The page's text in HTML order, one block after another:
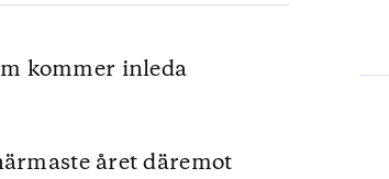
kommer inleda
året däremot